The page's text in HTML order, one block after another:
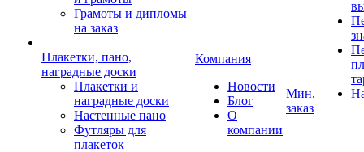
Грамоты и дипломы
на заказ
Плакетки, пано,
наградные доски
Плакетки и
наградные доски
Настенные пано
Футляры для
плакеток
Компания
Новости
Блог
О
компании
Мин.
заказ